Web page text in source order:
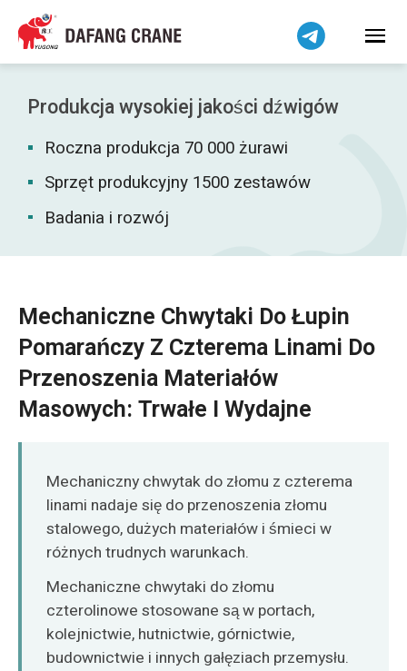
Produkcja wysokiej jakości dźwigów
Roczna produkcja 70 000 żurawi
Sprzęt produkcyjny 1500 zestawów
Badania i rozwój
Mechaniczne Chwytaki Do Łupin
Pomarańczy Z Czterema Linami Do
Przenoszenia Materiałów
Masowych: Trwałe I Wydajne
Mechaniczny chwytak do złomu z czterema
linami nadaje się do przenoszenia złomu
stalowego, dużych materiałów i śmieci w
różnych trudnych warunkach.
Mechaniczne chwytaki do złomu
czterolinowe stosowane są w portach,
kolejnictwie, hutnictwie, górnictwie,
budownictwie i innych gałęziach przemysłu.
Bahasa Indonesia
Bahasa Melayu
Tiếng Việt
简体中文
فارسی
Pilipino
اردو
Kiswahili
Dansk
Norsk
O‘zbekcha